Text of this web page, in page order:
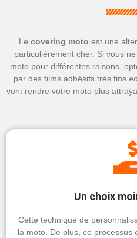
Le covering moto est une
particulièrement cher. Si vous
moto pour différentes raisons,
par des films adhésifs très fins
vont rendre votre moto plus
Un choix
Cette technique de
la moto. De plus, ce processus